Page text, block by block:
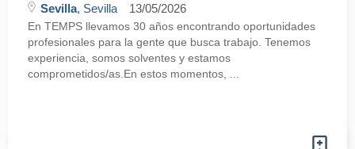
Sevilla, Sevilla 13/05/2026
En TEMPS llevamos 30 años encontrando oportunidades
profesionales para la gente que busca trabajo. Tenemos
experiencia, somos solventes y estamos
comprometidos/as.En estos momentos, ...